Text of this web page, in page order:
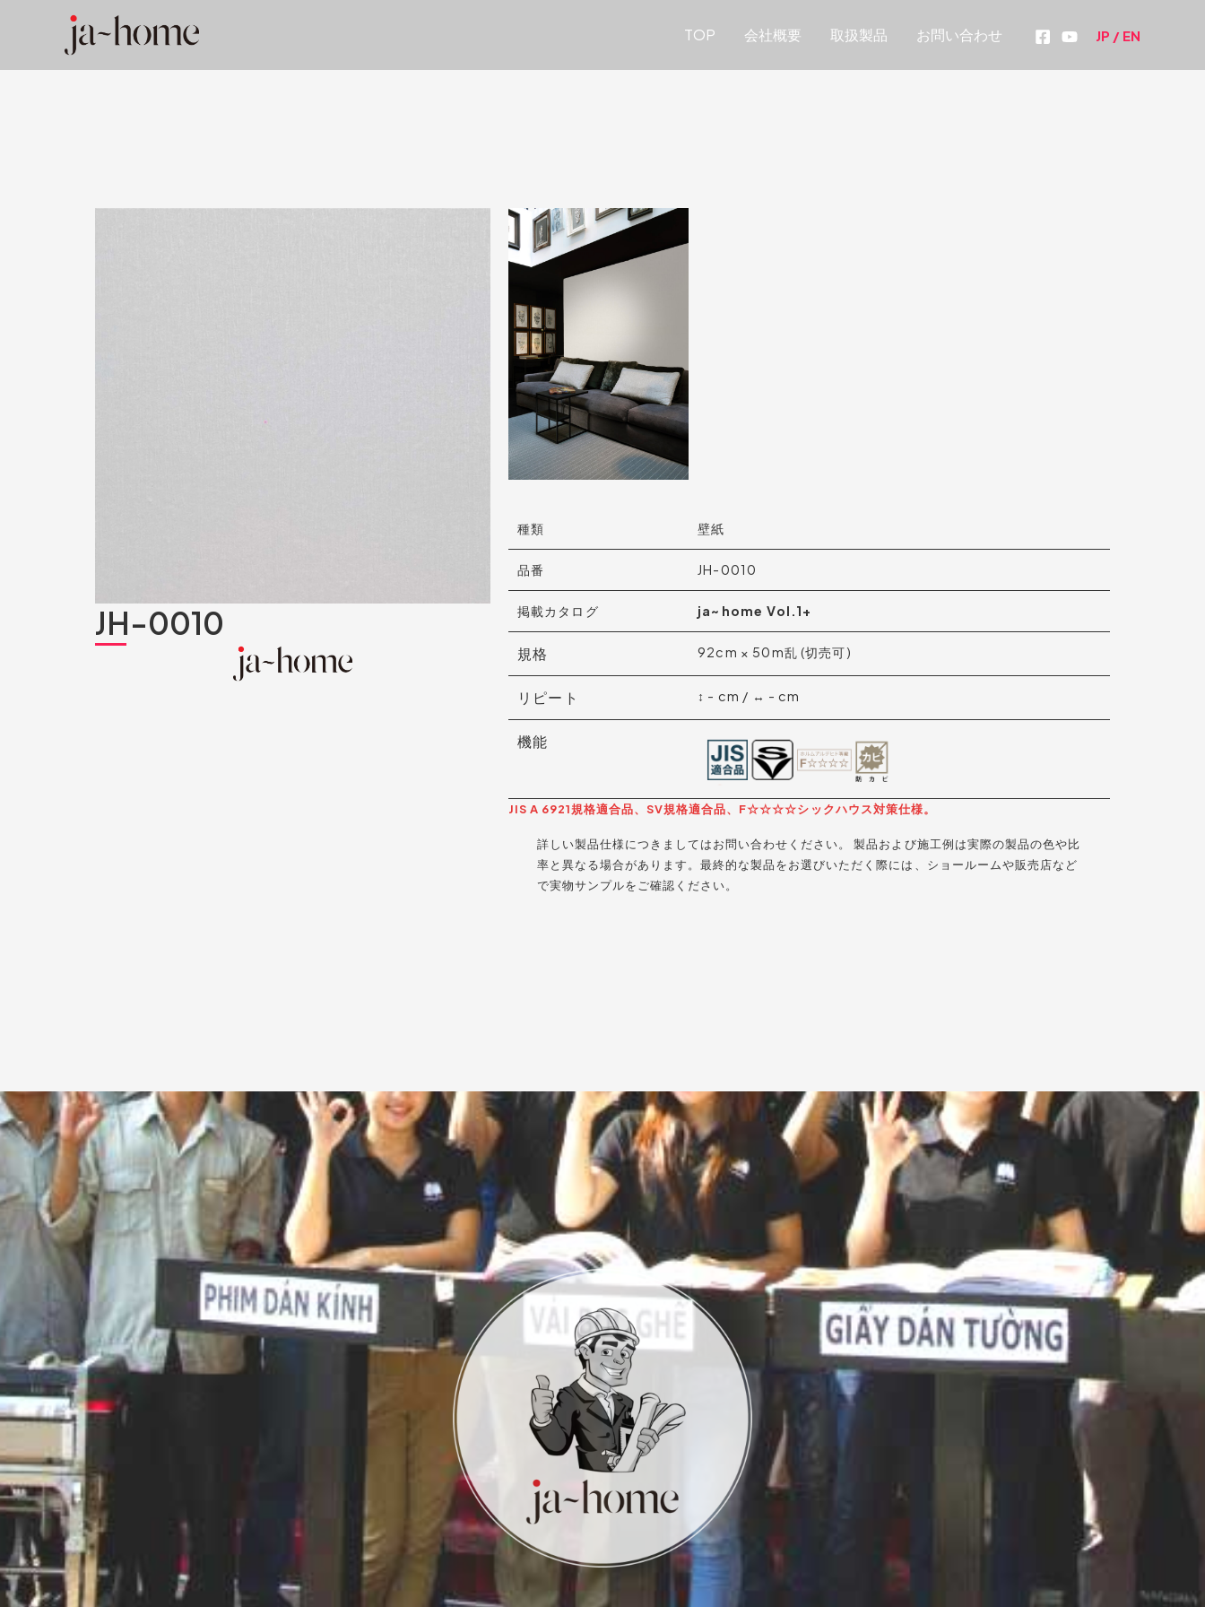
TOP 会社概要 取扱製品 お問い合わせ JP / EN
JH-0010
種類 壁紙
品番 JH-0010
掲載カタログ ja~home Vol.1+
規格 92cm × 50m乱 (切売可)
リピート ↕︎ - cm / ↔︎ - cm
機能
JIS A 6921規格適合品、SV規格適合品、F☆☆☆☆シックハウス対策仕様。
詳しい製品仕様につきましてはお問い合わせください。 製品および施工例は実際の製品の色や比
率と異なる場合があります。最終的な製品をお選びいただく際には、ショールームや販売店など
で実物サンプルをご確認ください。